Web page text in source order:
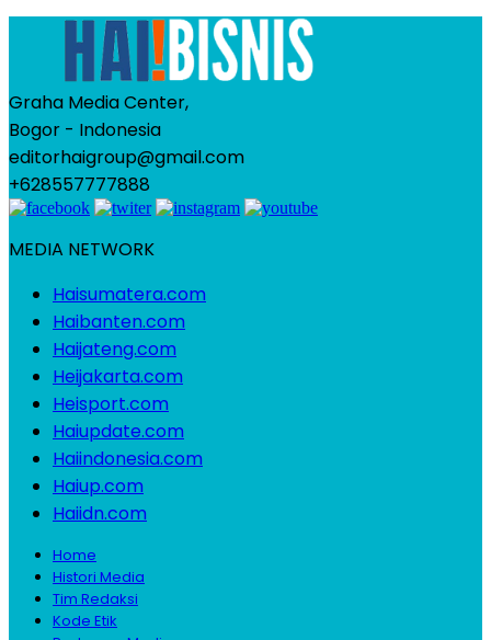
Graha Media Center,
Bogor - Indonesia
editorhaigroup@gmail.com
+628557777888
MEDIA NETWORK
Haisumatera.com
Haibanten.com
Haijateng.com
Heijakarta.com
Heisport.com
Haiupdate.com
Haiindonesia.com
Haiup.com
Haiidn.com
Home
Histori Media
Tim Redaksi
Kode Etik